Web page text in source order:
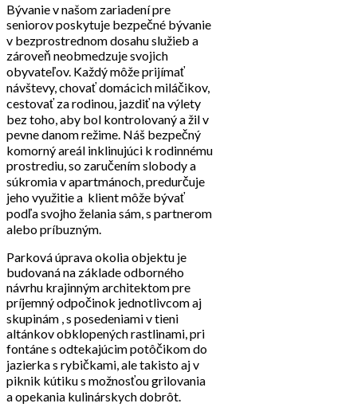
Bývanie v našom zariadení pre
seniorov poskytuje bezpečné bývanie
v bezprostrednom dosahu služieb a
zároveň neobmedzuje svojich
obyvateľov. Každý môže prijímať
návštevy, chovať domácich miláčikov,
cestovať za rodinou, jazdiť na výlety
bez toho, aby bol kontrolovaný a žil v
pevne danom režime. Náš bezpečný
komorný areál inklinujúci k rodinnému
prostrediu, so zaručením slobody a
súkromia v apartmánoch, predurčuje
jeho využitie a klient môže bývať
podľa svojho želania sám, s partnerom
alebo príbuzným.
Parková úprava okolia objektu je
budovaná na základe odborného
návrhu krajinným architektom pre
príjemný odpočinok jednotlivcom aj
skupinám , s posedeniami v tieni
altánkov obklopených rastlinami, pri
fontáne s odtekajúcim potôčikom do
jazierka s rybičkami, ale takisto aj v
piknik kútiku s možnosťou grilovania
a opekania kulinárskych dobrôt.